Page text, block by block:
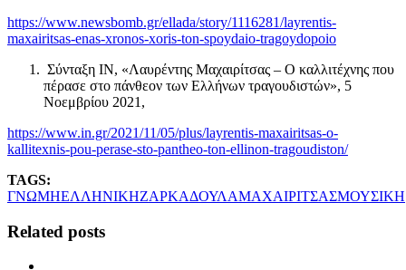
https://www.newsbomb.gr/ellada/story/1116281/layrentis-
maxairitsas-enas-xronos-xoris-ton-spoydaio-tragoydopoio
Σύνταξη IN, «Λαυρέντης Μαχαιρίτσας – Ο καλλιτέχνης που
πέρασε στο πάνθεον των Ελλήνων τραγουδιστών», 5
Νοεμβρίου 2021,
https://www.in.gr/2021/11/05/plus/layrentis-maxairitsas-o-
kallitexnis-pou-perase-sto-pantheo-ton-ellinon-tragoudiston/
TAGS:
ΓΝΩΜΗΕΛΛΗΝΙΚΗΖΑΡΚΑΔΟΥΛΑΜΑΧΑΙΡΙΤΣΑΣΜΟΥΣΙΚΗ
Related posts